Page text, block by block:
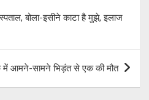
बोला-इसीने काटा है मुझे, इलाज
में आमने-सामने भिड़ंत से एक की मौत